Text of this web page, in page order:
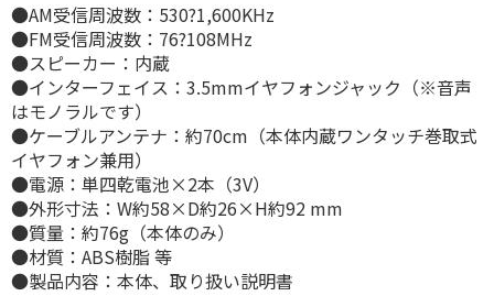
●AM受信周波数：530?1,600KHz
●FM受信周波数：76?108MHz
●スピーカー：内蔵
●インターフェイス：3.5mmイヤフォンジャック（※音声
はモノラルです）
●ケーブルアンテナ：約70cm（本体内蔵ワンタッチ巻取式
イヤフォン兼用）
●電源：単四乾電池×2本（3V）
●外形寸法：W約58×D約26×H約92 mm
●質量：約76g（本体のみ）
●材質：ABS樹脂 等
●製品内容：本体、取り扱い説明書